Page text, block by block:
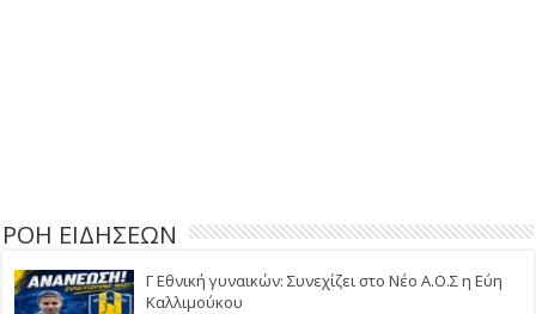
ΡΟΗ ΕΙΔΗΣΕΩΝ
Γ Εθνική γυναικών: Συνεχίζει στο Νέο Α.Ο.Σ η Εύη
Καλλιμούκου